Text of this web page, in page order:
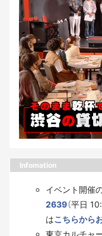
Infomation
イベント開催
2639（平日
はこちらから